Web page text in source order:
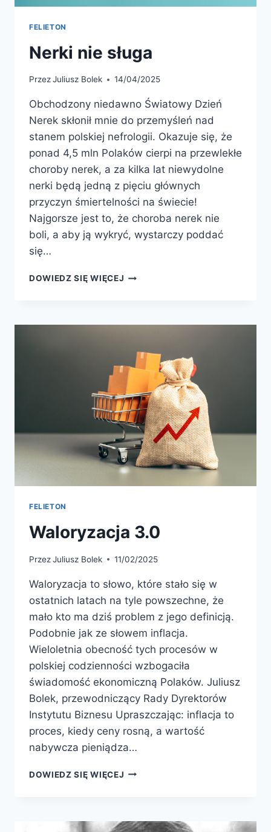
FELIETON
Nerki nie sługa
PrzezJuliusz Bolek 14/04/2025
Obchodzony niedawno Światowy Dzień
Nerek skłonił mnie do przemyśleń nad
stanem polskiej nefrologii. Okazuje się, że
ponad 4,5 mln Polaków cierpi na przewlekłe
choroby nerek, a za kilka lat niewydolne
nerki będą jedną z pięciu głównych
przyczyn śmiertelności na świecie!
Najgorsze jest to, że choroba nerek nie
boli, a aby ją wykryć, wystarczy poddać
się…
DOWIEDZ SIĘ WIĘCEJ
FELIETON
Waloryzacja 3.0
PrzezJuliusz Bolek 11/02/2025
Waloryzacja to słowo, które stało się w
ostatnich latach na tyle powszechne, że
mało kto ma dziś problem z jego definicją.
Podobnie jak ze słowem inflacja.
Wieloletnia obecność tych procesów w
polskiej codzienności wzbogaciła
świadomość ekonomiczną Polaków. Juliusz
Bolek, przewodniczący Rady Dyrektorów
Instytutu Biznesu Upraszczając: inflacja to
proces, kiedy ceny rosną, a wartość
nabywcza pieniądza…
DOWIEDZ SIĘ WIĘCEJ